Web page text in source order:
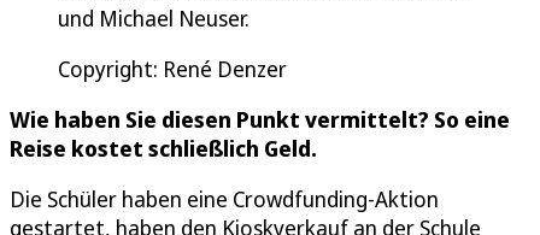
und Michael Neuser.
Copyright: René Denzer
Wie haben Sie diesen Punkt vermittelt? So eine
Reise kostet schließlich Geld.
Die Schüler haben eine Crowdfunding-Aktion
gestartet, haben den Kioskverkauf an der Schule